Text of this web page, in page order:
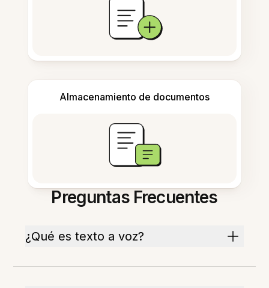
Almacenamiento de documentos
Preguntas Frecuentes
¿Qué es texto a voz?